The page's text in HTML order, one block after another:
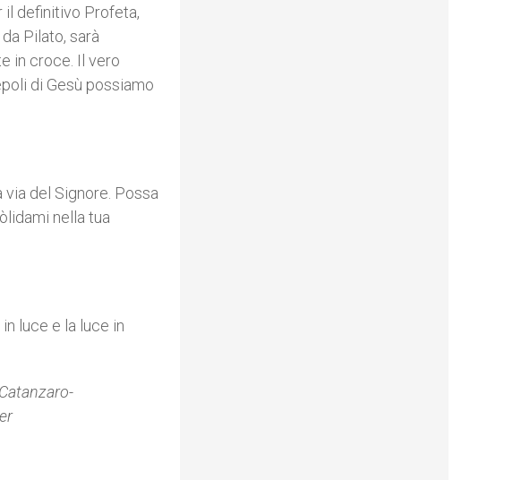
il definitivo Profeta,
Pilato, sarà
in croce. Il vero
di Gesù possiamo
del Signore. Possa
nella tua
luce e la luce in